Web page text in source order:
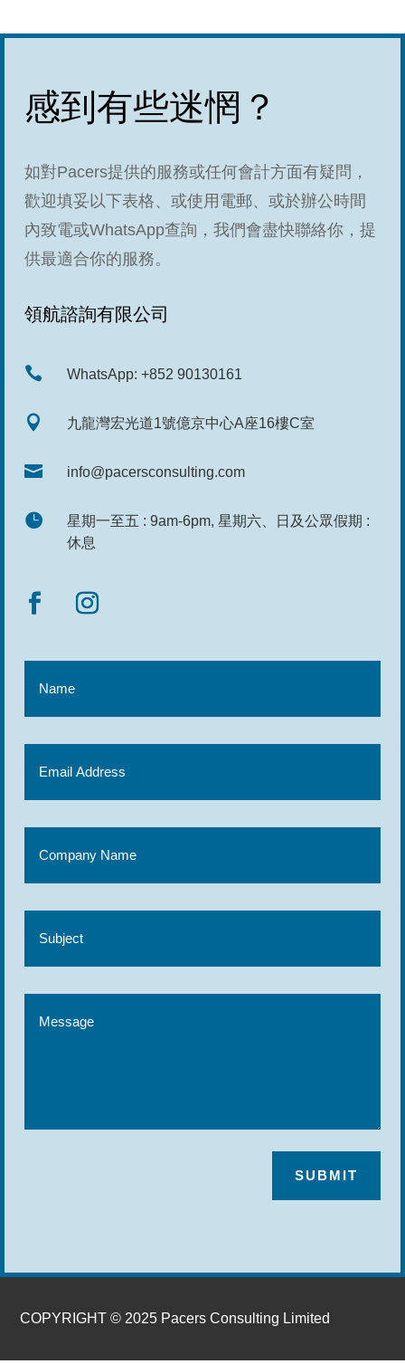
感到有些迷惘？
如對Pacers提供的服務或任何會計方面有疑問，
歡迎填妥以下表格、或使用電郵、或於辦公時間
內致電或WhatsApp查詢，我們會盡快聯絡你，提
供最適合你的服務。
領航諮詢有限公司
 WhatsApp: +852 90130161
 九龍灣宏光道1號億京中心A座16樓C室
 info@pacersconsulting.com

星期一至五 : 9am-6pm, 星期六、日及公眾假期 :
休息
SUBMIT
COPYRIGHT © 2025 Pacers Consulting Limited